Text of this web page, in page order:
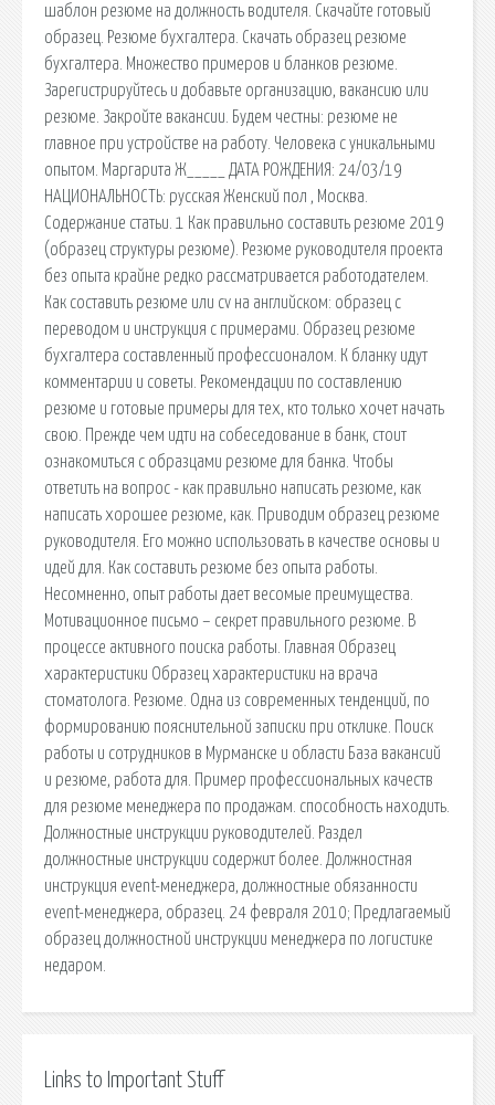
шаблон резюме на должность водителя. Скачайте готовый
образец. Резюме бухгалтера. Скачать образец резюме
бухгалтера. Множество примеров и бланков резюме.
Зарегистрируйтесь и добавьте организацию, вакансию или
резюме. Закройте вакансии. Будем честны: резюме не
главное при устройстве на работу. Человека с уникальными
опытом. Маргарита Ж_____ ДАТА РОЖДЕНИЯ: 24/03/19
НАЦИОНАЛЬНОСТЬ: русская Женский пол , Москва.
Содержание статьи. 1 Как правильно составить резюме 2019
(образец структуры резюме). Резюме руководителя проекта
без опыта крайне редко рассматривается работодателем.
Как составить резюме или cv на английском: образец с
переводом и инструкция с примерами. Образец резюме
бухгалтера составленный профессионалом. К бланку идут
комментарии и советы. Рекомендации по составлению
резюме и готовые примеры для тех, кто только хочет начать
свою. Прежде чем идти на собеседование в банк, стоит
ознакомиться с образцами резюме для банка. Чтобы
ответить на вопрос - как правильно написать резюме, как
написать хорошее резюме, как. Приводим образец резюме
руководителя. Его можно использовать в качестве основы и
идей для. Как составить резюме без опыта работы.
Несомненно, опыт работы дает весомые преимущества.
Мотивационное письмо – секрет правильного резюме. В
процессе активного поиска работы. Главная Образец
характеристики Образец характеристики на врача
стоматолога. Резюме. Одна из современных тенденций, по
формированию пояснительной записки при отклике. Поиск
работы и сотрудников в Мурманске и области База вакансий
и резюме, работа для. Пример профессиональных качеств
для резюме менеджера по продажам. способность находить.
Должностные инструкции руководителей. Раздел
должностные инструкции содержит более. Должностная
инструкция event-менеджера, должностные обязанности
event-менеджера, образец. 24 февраля 2010; Предлагаемый
образец должностной инструкции менеджера по логистике
недаром.
Links to Important Stuff